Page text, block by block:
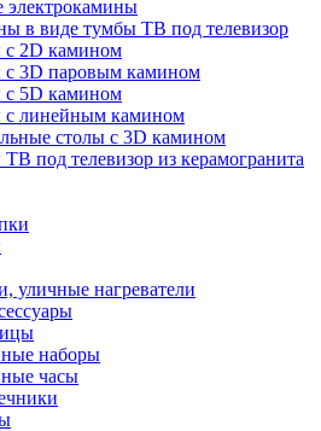
электрокамины
в виде тумбы ТВ под телевизор
2D камином
3D паровым камином
5D камином
с линейным камином
столы с 3D камином
под телевизор из керамогранита
уличные нагреватели
наборы
часы